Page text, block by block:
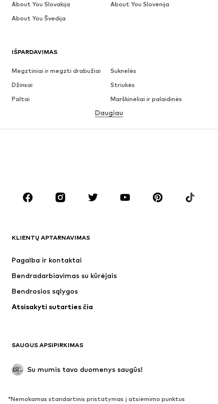
IŠPARDAVIMAS
Megztiniai ir megzti drabužiai
Suknelės
Džinsai
Striukės
Paltai
Marškinėliai ir palaidinės
Apatiniai
Sijonai
Palaidinės ir tunikos
Aksesuarai
Premium
Naujienos
Apatiniai
Paltai
Proginiai
Išskirtiniai
BATAI
Daugiau
KLIENTŲ APTARNAVIMAS
Pagalba ir kontaktai
Bendradarbiavimas su kūrėjais
Bendrosios sąlygos
Atsisakyti sutarties čia
SAUGUS APSIPIRKIMAS
Su mumis tavo duomenys saugūs!
*Nemokamas standartinis pristatymas į atsiėmimo punktus
About You Slovakija
About You Slovėnija
About You Švedija